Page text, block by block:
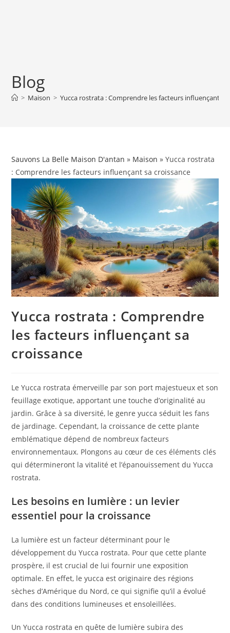
Blog
> Maison > Yucca rostrata : Comprendre les facteurs influençant sa
Sauvons La Belle Maison D'antan » Maison » Yucca rostrata
: Comprendre les facteurs influençant sa croissance
Yucca rostrata : Comprendre
les facteurs influençant sa
croissance
Le Yucca rostrata émerveille par son port majestueux et son
feuillage exotique, apportant une touche d’originalité au
jardin. Grâce à sa diversité, le genre yucca séduit les fans
de jardinage. Cependant, la croissance de cette plante
emblématique dépend de nombreux facteurs
environnementaux. Plongons au cœur de ces éléments clés
qui détermineront la vitalité et l’épanouissement du Yucca
rostrata.
Les besoins en lumière : un levier
essentiel pour la croissance
La lumière est un facteur déterminant pour le
développement du Yucca rostrata. Pour que cette plante
prospère, il est crucial de lui fournir une exposition
optimale. En effet, le yucca est originaire des régions
sèches d’Amérique du Nord, ce qui signifie qu’il a évolué
dans des conditions lumineuses et ensoleillées.
Un Yucca rostrata en quête de lumière subira des